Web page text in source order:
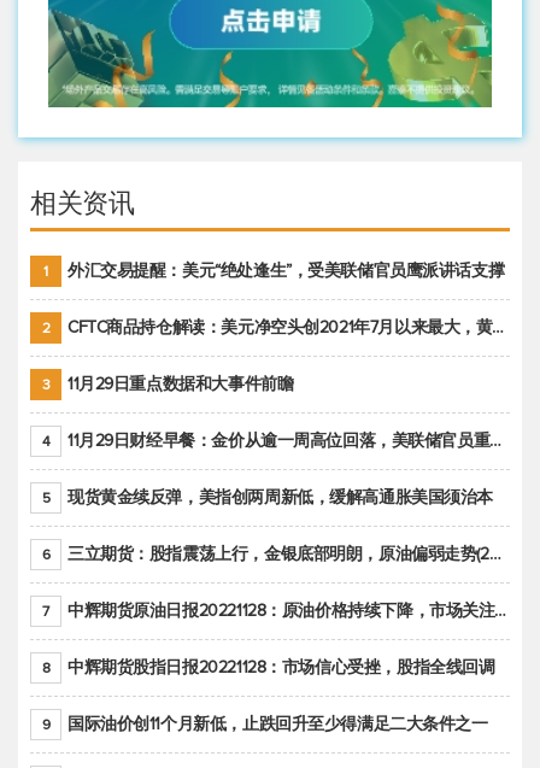
相关资讯
1 外汇交易提醒：美元“绝处逢生”，受美联储官员鹰派讲话支撑
2 CFTC商品持仓解读：美元净空头创2021年7月以来最大，黄金期货投机性净多头头寸减少
3 11月29日重点数据和大事件前瞻
4 11月29日财经早餐：金价从逾一周高位回落，美联储官员重申鹰派立场推动美元回升
5 现货黄金续反弹，美指创两周新低，缓解高通胀美国须治本
6 三立期货：股指震荡上行，金银底部明朗，原油偏弱走势(20221128收评)
7 中辉期货原油日报20221128：原油价格持续下降，市场关注OPEC+新一轮产能政策
8 中辉期货股指日报20221128：市场信心受挫，股指全线回调
9 国际油价创11个月新低，止跌回升至少得满足二大条件之一